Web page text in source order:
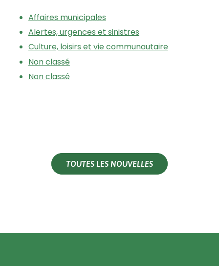
Affaires municipales
Alertes, urgences et sinistres
Culture, loisirs et vie communautaire
Non classé
Non classé
TOUTES LES NOUVELLES